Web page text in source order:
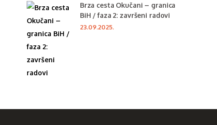
Brza cesta Okučani – granica
BiH / faza 2: završeni radovi
23.09.2025.